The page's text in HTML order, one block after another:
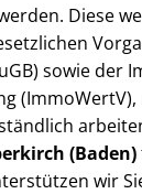
Diese
sowie der
(Baden)
wir